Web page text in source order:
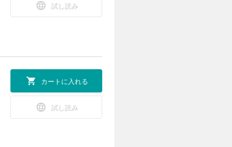
試し読み
カートに入れる
試し読み